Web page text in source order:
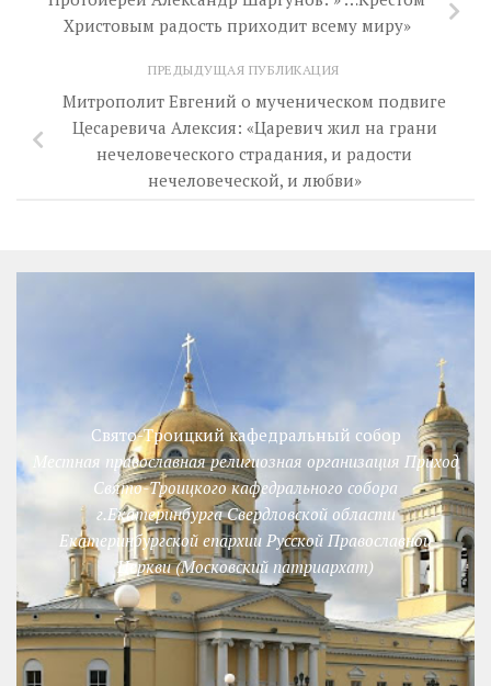
Христовым радость приходит всему миру»
ПРЕДЫДУЩАЯ ПУБЛИКАЦИЯ
Митрополит Евгений о мученическом подвиге
Цесаревича Алексия: «Царевич жил на грани
нечеловеческого страдания, и радости
нечеловеческой, и любви»
Свято-Троицкий кафедральный собор
Местная православная религиозная организация Приход
Свято-Троицкого кафедрального собора
г.Екатеринбурга Свердловской области
Екатеринбургской епархии Русской Православной
Церкви (Московский патриархат)